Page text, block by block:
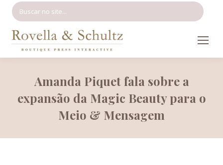
Amanda Piquet fala sobre a
expansão da Magic Beauty para o
Meio & Mensagem